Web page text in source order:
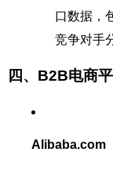
口数据，
竞争对手
四、B2B电商
Alibaba.com